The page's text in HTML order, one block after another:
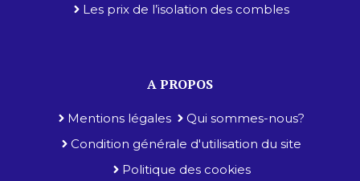
Les prix de l’isolation des combles
A PROPOS
Mentions légales
Qui sommes-nous?
Condition générale d'utilisation du site
Politique des cookies